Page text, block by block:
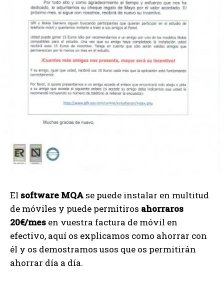
El software MQA se puede instalar en multitud
de móviles y puede permitiros ahorraros
20€/mes en vuestra factura de móvil en
efectivo, aquí os explicamos como ahorrar con
él y os demostramos usos que os permitirán
ahorrar día a día.